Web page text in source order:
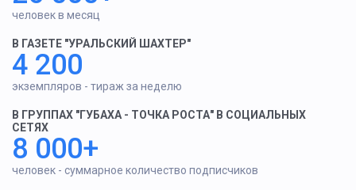
человек в месяц
В ГАЗЕТЕ "УРАЛЬСКИЙ ШАХТЕР"
4 200
экземпляров - тираж за неделю
В ГРУППАХ "ГУБАХА - ТОЧКА РОСТА" В СОЦИАЛЬНЫХ
СЕТЯХ
8 000+
человек - суммарное количество подписчиков